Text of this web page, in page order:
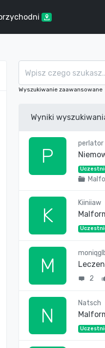
Wyszukiwanie zaawansowane
Wyniki
P
perlator
K
Kiiniiaw
M
2
N
Natsch